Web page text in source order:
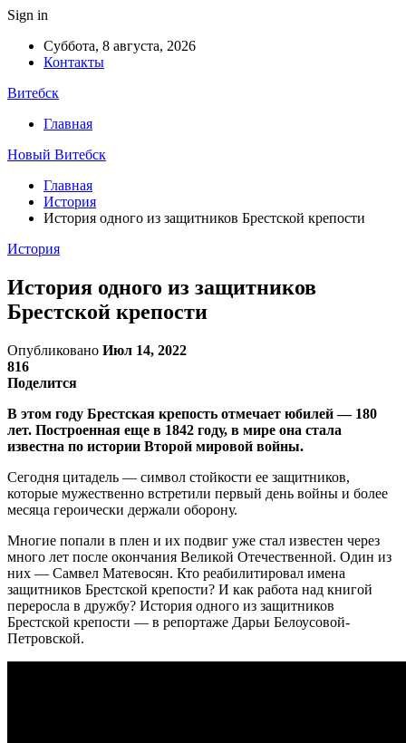
Sign in
Суббота, 8 августа, 2026
Контакты
Витебск
Главная
Новый Витебск
Главная
История
История одного из защитников Брестской крепости
История
История одного из защитников
Брестской крепости
Опубликовано Июл 14, 2022
816
Поделится
В этом году Брестская крепость отмечает юбилей — 180
лет. Построенная еще в 1842 году, в мире она стала
известна по истории Второй мировой войны.
Сегодня цитадель — символ стойкости ее защитников,
которые мужественно встретили первый день войны и более
месяца героически держали оборону.
Многие попали в плен и их подвиг уже стал известен через
много лет после окончания Великой Отечественной. Один из
них — Самвел Матевосян. Кто реабилитировал имена
защитников Брестской крепости? И как работа над книгой
переросла в дружбу? История одного из защитников
Брестской крепости — в репортаже Дарьи Белоусовой-
Петровской.